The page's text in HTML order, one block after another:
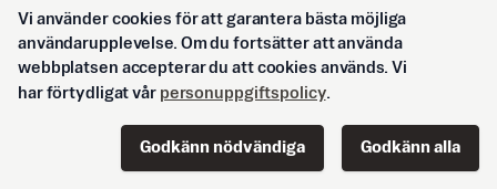
ett långsiktigt perspektiv.
Vi vill upprätthålla universella mänskliga värden,
Epoch Times är medlem i Tidningsutgivarna (TU) och är
av ”särskild vikt för mediemångfalden” enligt
Vi använder cookies för att garantera bästa möjliga
användarupplevelse. Om du fortsätter att använda
webbplatsen accepterar du att cookies används. Vi
har förtydligat vår personuppgiftspolicy.
Godkänn nödvändiga Godkänn alla